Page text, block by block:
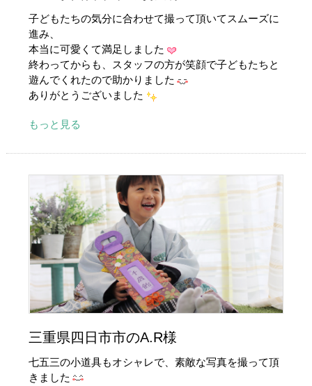
子どもたちの気分に合わせて撮って頂いてスムーズに
進み、
本当に可愛くて満足しました
終わってからも、スタッフの方が笑顔で子どもたちと
遊んでくれたので助かりました
ありがとうございました
もっと見る
三重県四日市市のA.R様
七五三の小道具もオシャレで、素敵な写真を撮って頂
きました